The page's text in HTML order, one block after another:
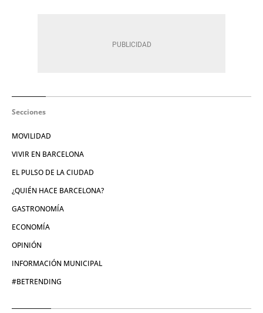
Secciones
MOVILIDAD
VIVIR EN BARCELONA
EL PULSO DE LA CIUDAD
¿QUIÉN HACE BARCELONA?
GASTRONOMÍA
ECONOMÍA
OPINIÓN
INFORMACIÓN MUNICIPAL
#BETRENDING